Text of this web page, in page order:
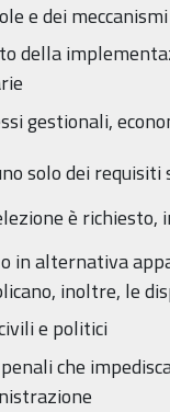
e dei
della
gestionali,
solo dei
è
in alternativa
inoltre, le
e politici
che